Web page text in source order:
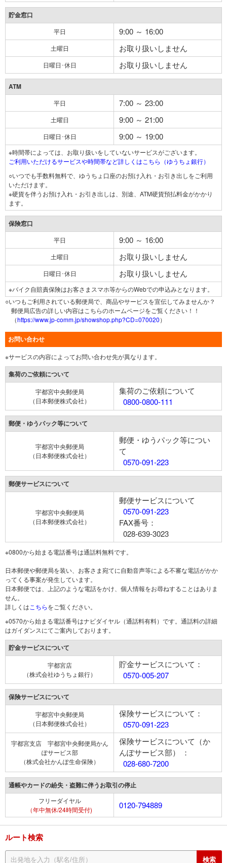
貯金窓口
平日 9:00 ～ 16:00
土曜日 お取り扱いしません
日曜日･休日 お取り扱いしません
ATM
平日 7:00 ～ 23:00
土曜日 9:00 ～ 21:00
日曜日･休日 9:00 ～ 19:00
※時間帯によっては、お取り扱いをしていないサービスがございます。
ご利用いただけるサービスや時間帯など詳しくはこちら（ゆうちょ銀行）
○いつでも手数料無料で、ゆうちょ口座のお預け入れ・お引き出しをご利用
いただけます。
※硬貨を伴うお預け入れ・お引き出しは、別途、ATM硬貨預払料金がかかり
ます。
保険窓口
平日 9:00 ～ 16:00
土曜日 お取り扱いしません
日曜日･休日 お取り扱いしません
※バイク自賠責保険はお客さまスマホ等からのWebでの申込みとなります。
○いつもご利用されている郵便局で、商品やサービスを宣伝してみませんか？
郵便局広告の詳しい内容はこちらのホームページをご覧ください！！
（https://www.jp-comm.jp/showshop.php?CD=070020）
お問い合わせ
※サービスの内容によってお問い合わせ先が異なります。
集荷のご依頼について
宇都宮中央郵便局
（日本郵便株式会社）
集荷のご依頼について
0800-0800-111
郵便・ゆうパック等について
宇都宮中央郵便局
（日本郵便株式会社）
郵便・ゆうパック等につい
て
0570-091-223
郵便サービスについて
宇都宮中央郵便局
（日本郵便株式会社）
郵便サービスについて
0570-091-223
FAX番号：
028-639-3023
※0800から始まる電話番号は通話料無料です。
日本郵便や郵便局を装い、お客さま宛てに自動音声等による不審な電話がかか
ってくる事案が発生しています。
日本郵便では、上記のような電話をかけ、個人情報をお尋ねすることはありま
せん。
詳しくは こちらをご覧ください。
※0570から始まる電話番号はナビダイヤル（通話料有料）です。通話料の詳細
はガイダンスにてご案内しております。
貯金サービスについて
宇都宮店
（株式会社ゆうちょ銀行）
貯金サービスについて：
0570-005-207
保険サービスについて
宇都宮中央郵便局
（日本郵便株式会社）
保険サービスについて：
0570-091-223
宇都宮支店 宇都宮中央郵便局かん
ぽサービス部
（株式会社かんぽ生命保険）
保険サービスについて（か
んぽサービス部） ：
028-680-7200
通帳やカードの紛失・盗難に伴うお取引の停止
フリーダイヤル
（年中無休/24時間受付)
0120-794889
ルート検索